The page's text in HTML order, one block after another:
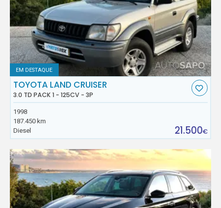
EM DESTAQUE
TOYOTA LAND CRUISER
3.0 TD PACK 1 - 125CV - 3P
1998
187.450 km
Diesel
21.500€